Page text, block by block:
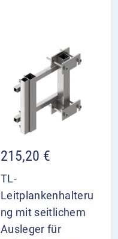
215,20 €
TL-
Leitplankenhalteru
ng mit seitlichem
Ausleger für